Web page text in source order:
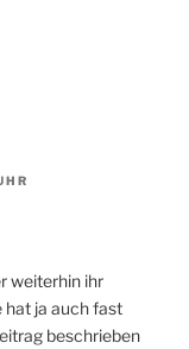
weiterhin ihr
hat ja auch fast
beschrieben